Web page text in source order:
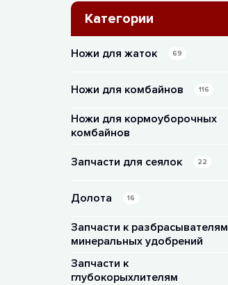
Категории
Ножи для жаток 69
Ножи для комбайнов 116
Ножи для кормоуборочных
комбайнов
Запчасти для сеялок 22
Долота 16
Запчасти к разбрасывателям
минеральных удобрений
Запчасти к
глубокорыхлителям